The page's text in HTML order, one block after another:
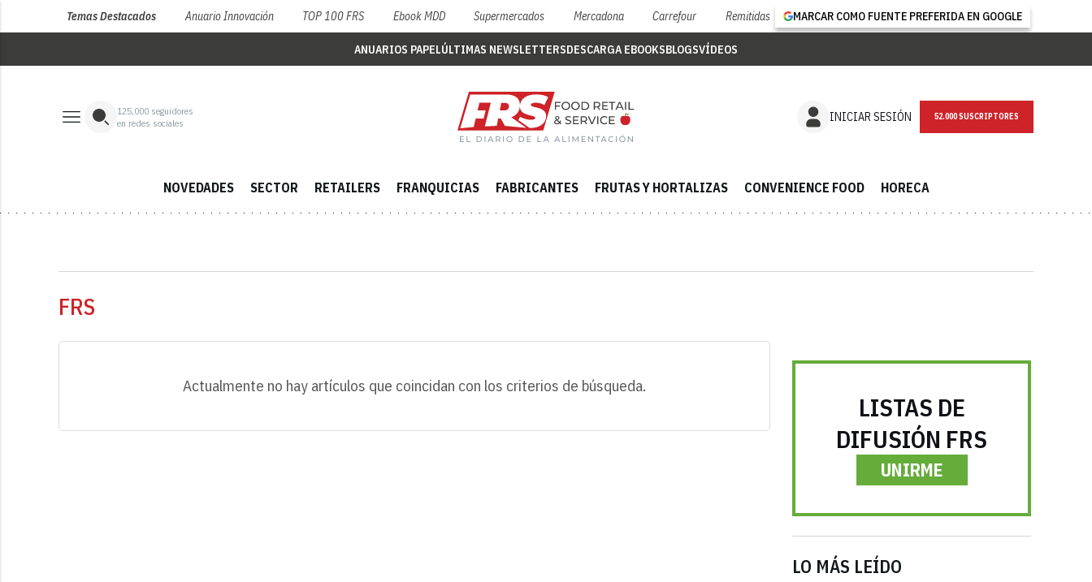
Temas Destacados Anuario Innovación TOP 100 FRS Ebook MDD Supermercados Mercadona Carrefour Remitidas MARCAR COMO FUENTE PREFERIDA EN GOOGLE
ANUARIOS PAPELÚLTIMAS NEWSLETTERSDESCARGA EBOOKSBLOGSVÍDEOS
125,000 seguidores
en redes sociales
INICIAR SESIÓN 52.000 SUSCRIPTORES
NOVEDADES SECTOR RETAILERS FRANQUICIAS FABRICANTES FRUTAS Y HORTALIZAS CONVENIENCE FOOD HORECA
FRS
Actualmente no hay artículos que coincidan con los criterios de búsqueda.
LISTAS DE
DIFUSIÓN FRS
UNIRME
LO MÁS LEÍDO